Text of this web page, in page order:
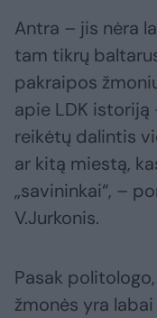
Antra – jis nėra
tam tikrų
pakraipos
apie LDK istoriją
reikėtų dalintis
ar kitą miestą,
„savininkai“, –
V.Jurkonis.
Pasak
žmonės yra